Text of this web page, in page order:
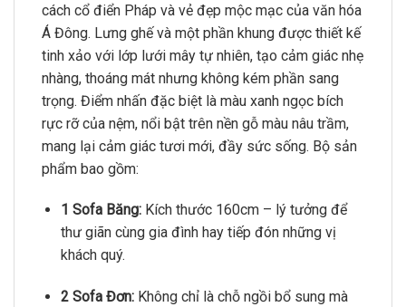
cách cổ điển Pháp và vẻ đẹp mộc mạc của văn hóa
Á Đông. Lưng ghế và một phần khung được thiết kế
tinh xảo với lớp lưới mây tự nhiên, tạo cảm giác nhẹ
nhàng, thoáng mát nhưng không kém phần sang
trọng. Điểm nhấn đặc biệt là màu xanh ngọc bích
rực rỡ của nệm, nổi bật trên nền gỗ màu nâu trầm,
mang lại cảm giác tươi mới, đầy sức sống. Bộ sản
phẩm bao gồm:
1 Sofa Băng:Kích thước 160cm – lý tưởng để
thư giãn cùng gia đình hay tiếp đón những vị
khách quý.
2 Sofa Đơn:Không chỉ là chỗ ngồi bổ sung mà